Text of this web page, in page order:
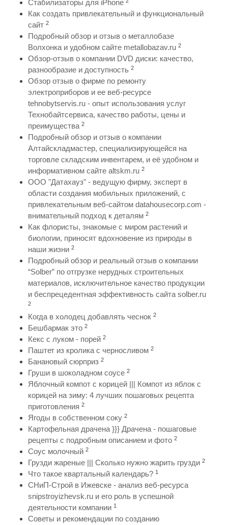
Стабилизаторы для iPhone
Как создать привлекательный и функциональный
сайт 2
Подробный обзор и отзыв о металлобазе
Волхонка и удобном сайте metallobazav.ru 2
Обзор-отзыв о компании DVD диски: качество,
разнообразие и доступность 2
Обзор отзыв о фирме по ремонту
электроприборов и ее веб-ресурсе
tehnobytservis.ru - опыт использования услуг
Технобайтсервиса, качество работы, цены и
преимущества 2
Подробный обзор и отзыв о компании
Алтайскладмастер, специализирующейся на
торговле складским инвентарем, и её удобном и
информативном сайте altskm.ru 2
ООО "Датахауз" - ведущую фирму, эксперт в
области создания мобильных приложений, с
привлекательным веб-сайтом datahousecorp.com -
внимательный подход к деталям 2
Как флористы, знакомые с миром растений и
биологии, приносят вдохновение из природы в
наши жизни 2
Подробный обзор и реальный отзыв о компании
“Solber” по отгрузке нерудных строительных
материалов, исключительное качество продукции
и беспрецедентная эффективность сайта solber.ru
2
Когда в холодец добавлять чеснок 2
Бешбармак это 2
Кекс с луком - порей 2
Паштет из кролика с черносливом 2
Банановый сюрприз 2
Груши в шоколадном соусе 2
Яблочный компот с корицей ||| Компот из яблок с
корицей на зиму: 4 лучших пошаговых рецепта
приготовления 2
Ягоды в собственном соку 2
Картофельная драчена }}} Драчена - пошаговые
рецепты с подробным описанием и фото 2
Соус молочный 2
Грузди жареные ||| Сколько нужно жарить грузди 2
Что такое квартальный календарь? 1
СНиП-Строй в Ижевске - анализ веб-ресурса
snipstroyizhevsk.ru и его роль в успешной
деятельности компании 1
Советы и рекомендации по созданию